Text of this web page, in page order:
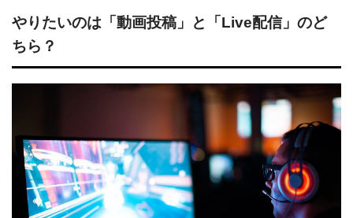
やりたいのは「動画投稿」と「Live配信」のど
ちら？